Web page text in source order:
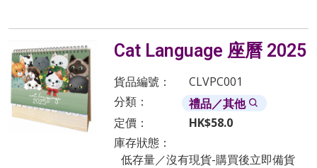
Cat Language 座曆 2025
貨品編號：
CLVPC001
分類：
禮品／其他
定價：
HK$58.0
庫存狀態：
低存量／沒有現貨-購買後立即備貨